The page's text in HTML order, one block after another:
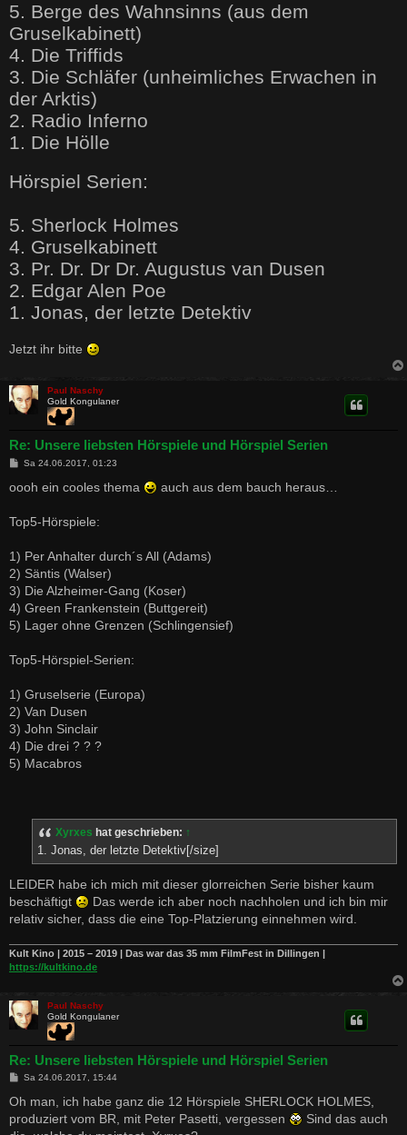
5. Berge des Wahnsinns (aus dem
Gruselkabinett)
4. Die Triffids
3. Die Schläfer (unheimliches Erwachen in
der Arktis)
2. Radio Inferno
1. Die Hölle
Hörspiel Serien:
5. Sherlock Holmes
4. Gruselkabinett
3. Pr. Dr. Dr Dr. Augustus van Dusen
2. Edgar Alen Poe
1. Jonas, der letzte Detektiv
Jetzt ihr bitte
Paul Naschy
Gold Kongulaner
Re: Unsere liebsten Hörspiele und Hörspiel Serien
B
i
t
g
Sa 24.06.2017, 01:23
oooh ein cooles thema auch aus dem bauch heraus…
Top5-Hörspiele:
1) Per Anhalter durch´s All (Adams)
2) Säntis (Walser)
3) Die Alzheimer-Gang (Koser)
4) Green Frankenstein (Buttgereit)
5) Lager ohne Grenzen (Schlingensief)
Top5-Hörspiel-Serien:
1) Gruselserie (Europa)
2) Van Dusen
3) John Sinclair
4) Die drei ? ? ?
5) Macabros
Xyrxes hat geschrieben: ↑
1. Jonas, der letzte Detektiv[/size]
LEIDER habe ich mich mit dieser glorreichen Serie bisher kaum
beschäftigt
Das werde ich aber noch nachholen und ich bin mir
relativ sicher, dass die eine Top-Platzierung einnehmen wird.
Kult Kino | 2015 – 2019 | Das war das 35 mm FilmFest in Dillingen |
https://kultkino.de
Paul Naschy
Gold Kongulaner
Re: Unsere liebsten Hörspiele und Hörspiel Serien
B
i
r
Sa 24.06.2017, 15:44
Oh man, ich habe ganz die 12 Hörspiele SHERLOCK HOLMES,
produziert vom BR, mit Peter Pasetti, vergessen
Sind das auch